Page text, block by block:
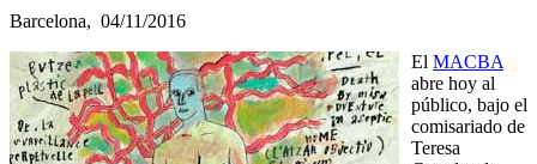
Barcelona, 04/11/2016
El MACBA
abre hoy al
público, bajo el
comisariado de
Teresa